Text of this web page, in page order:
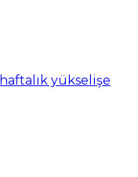
yükselişe